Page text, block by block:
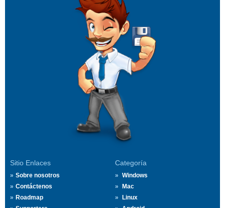
Sitio Enlaces
Sobre nosotros
Contáctenos
Roadmap
Categoría
Windows
Mac
Linux